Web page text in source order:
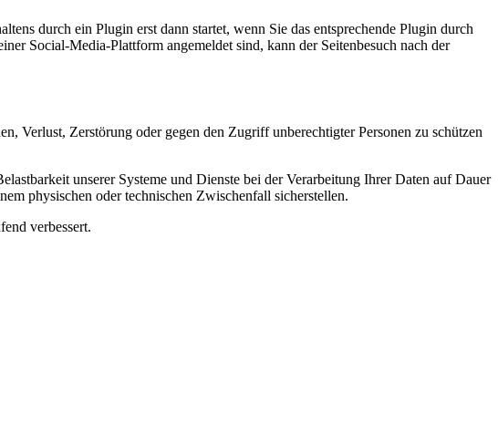
durch ein Plugin erst dann startet, wenn Sie das entsprechende Plugin durch
Social-Media-Plattform angemeldet sind, kann der Seitenbesuch nach der
Verlust, Zerstörung oder gegen den Zugriff unberechtigter Personen zu schützen
unserer Systeme und Dienste bei der Verarbeitung Ihrer Daten auf Dauer
physischen oder technischen Zwischenfall sicherstellen.
verbessert.